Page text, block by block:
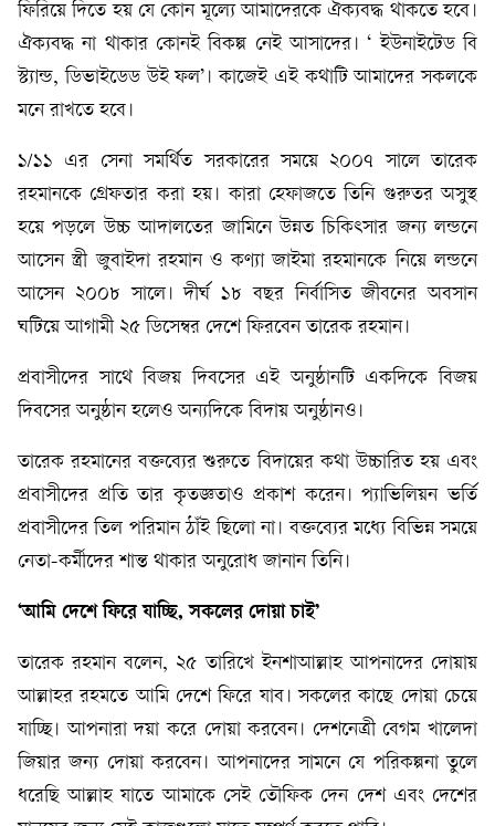
ফিরিয়ে দিতে হয় যে কোন মূল্যে আমাদেরকে ঐক্যবদ্ধ থাকতে হবে।
ঐক্যবদ্ধ না থাকার কোনই বিকল্প নেই আসাদের। ‘ ইউনাইটেড বি
স্ট্যান্ড, ডিভাইডেড উই ফল’। কাজেই এই কথাটি আমাদের সকলকে
মনে রাখতে হবে।
১/১১ এর সেনা সমর্থিত সরকারের সময়ে ২০০৭ সালে তারেক
রহমানকে গ্রেফতার করা হয়। কারা হেফাজতে তিনি গুরুতর অসুস্থ
হয়ে পড়লে উচ্চ আদালতের জামিনে উন্নত চিকিৎসার জন্য লন্ডনে
আসেন স্ত্রী জুবাইদা রহমান ও কণ্যা জাইমা রহমানকে নিয়ে লন্ডনে
আসেন ২০০৮ সালে। দীর্ঘ ১৮ বছর নির্বাসিত জীবনের অবসান
ঘটিয়ে আগামী ২৫ ডিসেম্বর দেশে ফিরবেন তারেক রহমান।
প্রবাসীদের সাথে বিজয় দিবসের এই অনুষ্ঠানটি একদিকে বিজয়
দিবসের অনুষ্ঠান হলেও অন্যদিকে বিদায় অনুষ্ঠানও।
তারেক রহমানের বক্তব্যের শুরুতে বিদায়ের কথা উচ্চারিত হয় এবং
প্রবাসীদের প্রতি তার কৃতজ্ঞতাও প্রকাশ করেন। প্যাভিলিয়ন ভর্তি
প্রবাসীদের তিল পরিমান ঠাঁই ছিলো না। বক্তব্যের মধ্যে বিভিন্ন সময়ে
নেতা-কর্মীদের শান্ত থাকার অনুরোধ জানান তিনি।
‘আমি দেশে ফিরে যাচ্ছি, সকলের দোয়া চাই’
তারেক রহমান বলেন, ২৫ তারিখে ইনশাআল্লাহ আপনাদের দোয়ায়
আল্লাহর রহমতে আমি দেশে ফিরে যাব। সকলের কাছে দোয়া চেয়ে
যাচ্ছি। আপনারা দয়া করে দোয়া করবেন। দেশনেত্রী বেগম খালেদা
জিয়ার জন্য দোয়া করবেন। আপনাদের সামনে যে পরিকল্পনা তুলে
ধরেছি আল্লাহ যাতে আমাকে সেই তৌফিক দেন দেশ এবং দেশের